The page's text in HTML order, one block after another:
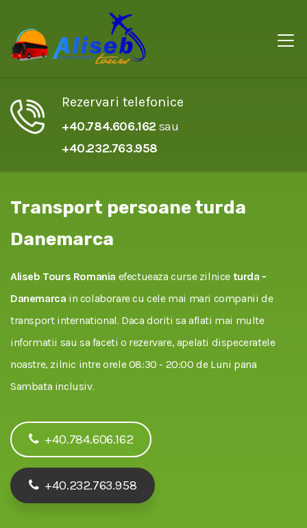
Rezervari telefonice
+40.784.606.162 sau
+40.232.763.958
Transport persoane turda
Danemarca
Aliseb Tours Romania efectueaza curse zilnice turda -
Danemarca in colaborare cu cele mai mari companii de
transport international. Daca doriti sa aflati mai multe
informatii sau sa faceti o rezervare, apelati dispeceratele
noastre, zilnic intre orele 08:30 - 20:00 de Luni pana
Sambata inclusiv.
+40.784.606.162
+40.232.763.958